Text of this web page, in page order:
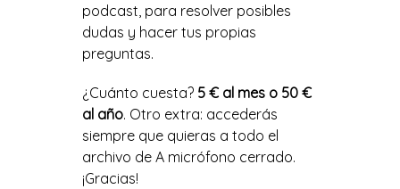
podcast, para resolver posibles
dudas y hacer tus propias
preguntas.
¿Cuánto cuesta?5 € al mes o 50 €
al año. Otro extra: accederás
siempre que quieras a todo el
archivo de A micrófono cerrado.
¡Gracias!